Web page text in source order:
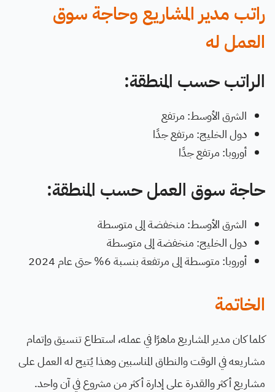
راتب مدير المشاريع وحاجة سوق
العمل له
الراتب حسب المنطقة:
الشرق الأوسط: مرتفع
دول الخليج: مرتفع جدًا
أوروبا: مرتفع جدًا
حاجة سوق العمل حسب المنطقة:
الشرق الأوسط: منخفضة إلى متوسطة
دول الخليج: منخفضة إلى متوسطة
أوروبا: متوسطة إلى مرتفعة بنسبة 6% حتى عام 2024
الخاتمة
كلما كان مدير المشاريع ماهرًا في عمله، استطاع تنسيق وإتمام
مشاريعه في الوقت والنطاق المناسبين وهذا يُتيح له العمل على
مشاريع أكثر والقدرة على إدارة أكثر من مشروع في آن واحد.